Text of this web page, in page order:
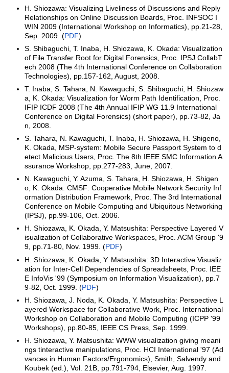
H. Shiozawa: Visualizing Liveliness of Discussions and Reply
Relationships on Online Discussion Boards, Proc. INFSOC I
WIN 2009 (International Workshop on Informatics), pp.21-28,
Sep. 2009. (PDF)
S. Shibaguchi, T. Inaba, H. Shiozawa, K. Okada: Visualization
of File Transfer Root for Digital Forensics, Proc. IPSJ CollabT
ech 2008 (The 4th International Conference on Collaboration
Technologies), pp.157-162, August, 2008.
T. Inaba, S. Tahara, N. Kawaguchi, S. Shibaguchi, H. Shiozaw
a, K. Okada: Visualization for Worm Path Identification, Proc.
IFIP ICDF 2008 (The 4th Annual IFIP WG 11.9 International
Conference on Digital Forensics) (short paper), pp.73-82, Ja
n, 2008.
S. Tahara, N. Kawaguchi, T. Inaba, H. Shiozawa, H. Shigeno,
K. Okada, MSP-system: Mobile Secure Passport System to d
etect Malicious Users, Proc. The 8th IEEE SMC Information A
ssurance Workshop, pp.277-283, June, 2007.
N. Kawaguchi, Y. Azuma, S. Tahara, H. Shiozawa, H. Shigen
o, K. Okada: CMSF: Cooperative Mobile Network Security Inf
ormation Distribution Framework, Proc. The 3rd International
Conference on Mobile Computing and Ubiquitous Networking
(IPSJ), pp.99-106, Oct. 2006.
H. Shiozawa, K. Okada, Y. Matsushita: Perspective Layered V
isualization of Collaborative Workspaces, Proc. ACM Group '9
9, pp.71-80, Nov. 1999. (PDF)
H. Shiozawa, K. Okada, Y. Matsushita: 3D Interactive Visualiz
ation for Inter-Cell Dependencies of Spreadsheets, Proc. IEE
E InfoVis '99 (Symposium on Information Visualization), pp.7
9-82, Oct. 1999. (PDF)
H. Shiozawa, J. Noda, K. Okada, Y. Matsushita: Perspective L
ayered Workspace for Collaborative Work, Proc. International
Workshop on Collaboration and Mobile Computing (ICPP '99
Workshops), pp.80-85, IEEE CS Press, Sep. 1999.
H. Shiozawa, Y. Matsushita: WWW visualization giving meani
ngs tinteractive manipulations, Proc. HCI International '97 (Ad
vances in Human Factors/Ergonomics), Smith, Salvendy and
Koubek (ed.), Vol. 21B, pp.791-794, Elsevier, Aug. 1997.